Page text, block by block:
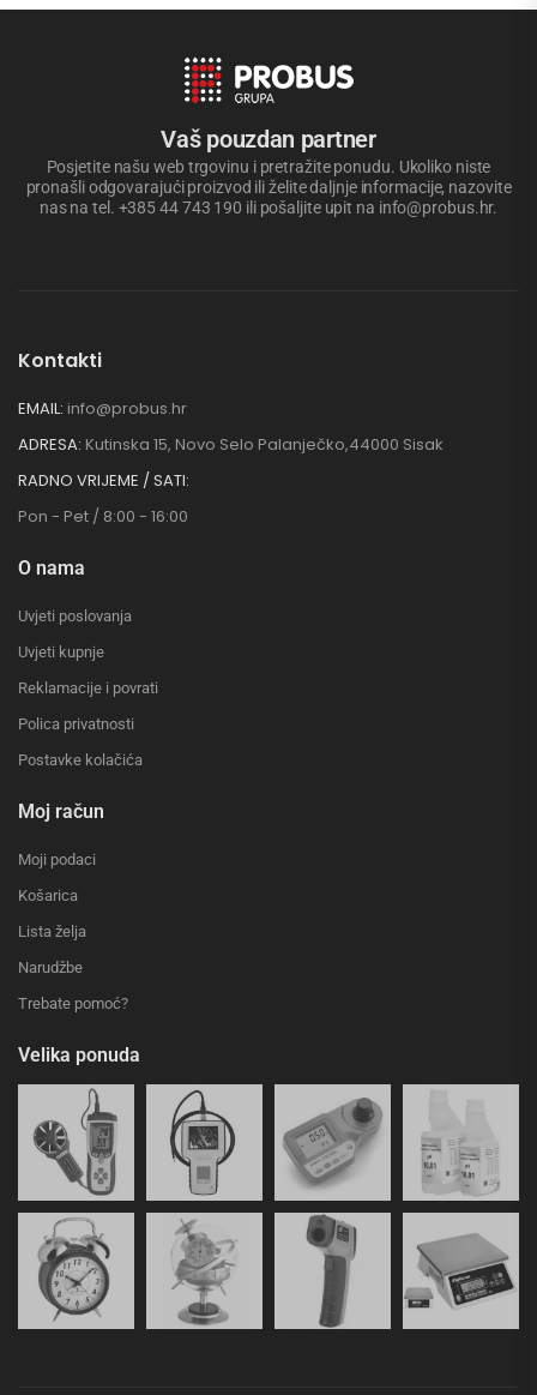
Vaš pouzdan partner
Posjetite našu web trgovinu i pretražite ponudu. Ukoliko niste
pronašli odgovarajući proizvod ili želite daljnje informacije, nazovite
nas na tel. +385 44 743 190 ili pošaljite upit na info@probus.hr.
Kontakti
EMAIL: info@probus.hr
ADRESA: Kutinska 15, Novo Selo Palanječko,44000 Sisak
RADNO VRIJEME / SATI:
Pon - Pet / 8:00 - 16:00
O nama
Uvjeti poslovanja
Uvjeti kupnje
Reklamacije i povrati
Polica privatnosti
Postavke kolačića
Moj račun
Moji podaci
Košarica
Lista želja
Narudžbe
Trebate pomoć?
Velika ponuda